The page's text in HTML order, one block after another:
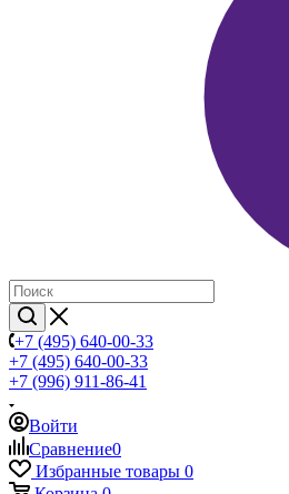
+7 (495) 640-00-33
+7 (495) 640-00-33
+7 (996) 911-86-41
Войти
Сравнение0
Избранные товары 0